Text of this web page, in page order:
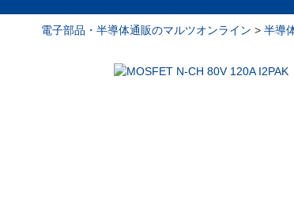
電子部品・半導体通販のマルツオンライン > 半導